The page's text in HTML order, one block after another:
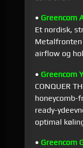
• Greencom
Et nordisk,
airflow og
• Greencom
CONQUER
honeycomb-
ready-
optimal
• Greencom